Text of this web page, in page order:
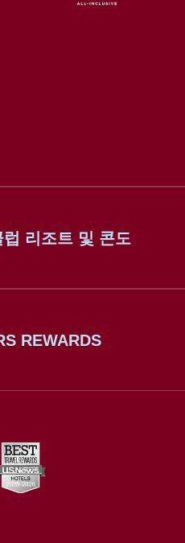
리조트 및 콘도
REWARDS